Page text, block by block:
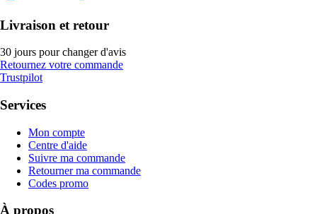
Livraison et retour
30 jours pour changer d'avis
Retournez votre commande
Trustpilot
Services
Mon compte
Centre d'aide
Suivre ma commande
Retourner ma commande
Codes promo
À propos